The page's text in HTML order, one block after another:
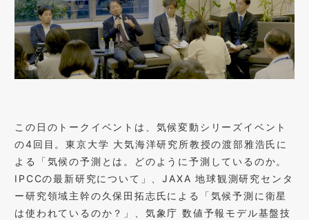
この日のトークイベントは、気候変動シリーズイベント
の4回目。東京大学 大気海洋研究所教授の渡部雅浩氏に
よる「気候の予測とは。どのように予測しているのか。
IPCCの最新研究について」、JAXA 地球観測研究センタ
ー研究領域主幹の久保田拓志氏による「気候予測に衛星
は使われているのか？」、気象庁 数値予報モデル基盤技